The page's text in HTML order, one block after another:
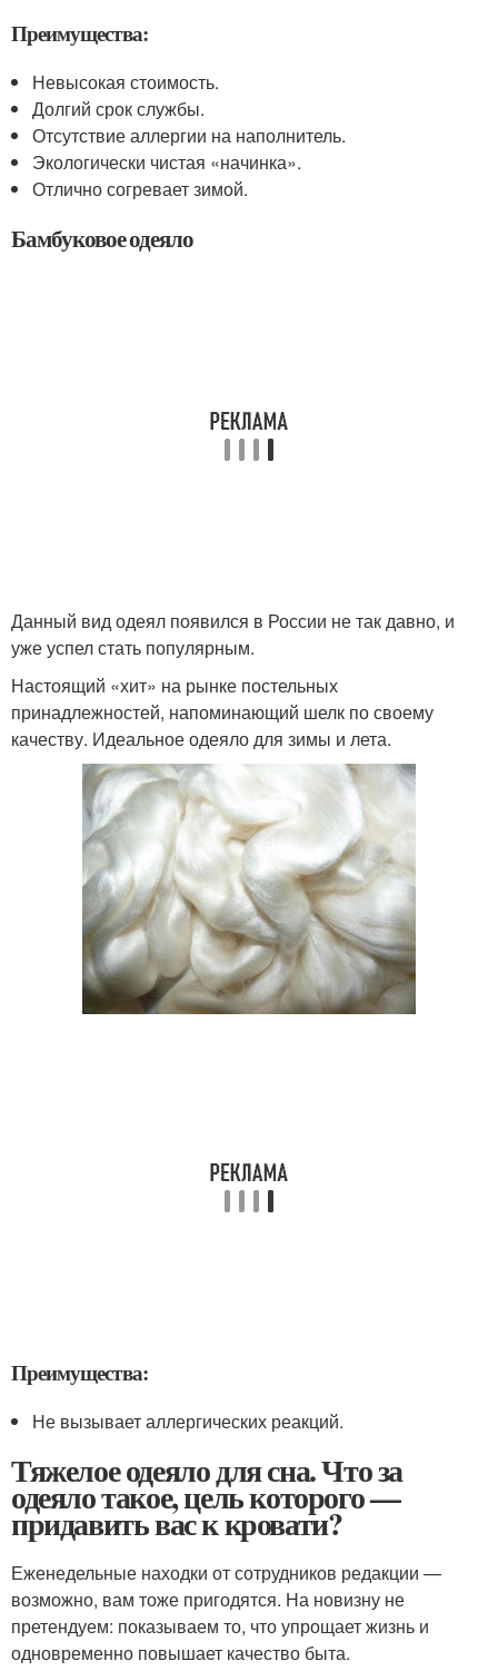
Преимущества:
Невысокая стоимость.
Долгий срок службы.
Отсутствие аллергии на наполнитель.
Экологически чистая «начинка».
Отлично согревает зимой.
Бамбуковое одеяло
Данный вид одеял появился в России не так давно, и
уже успел стать популярным.
Настоящий «хит» на рынке постельных
принадлежностей, напоминающий шелк по своему
качеству. Идеальное одеяло для зимы и лета.
Преимущества:
Не вызывает аллергических реакций.
Тяжелое одеяло для сна. Что за
одеяло такое, цель которого —
придавить вас к кровати?
Еженедельные находки от сотрудников редакции —
возможно, вам тоже пригодятся. На новизну не
претендуем: показываем то, что упрощает жизнь и
одновременно повышает качество быта.